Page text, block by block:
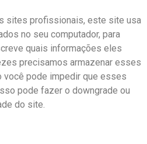
sites profissionais, este site usa
no seu computador, para
quais informações eles
precisamos armazenar esses
você pode impedir que esses
pode fazer o downgrade ou
do site.